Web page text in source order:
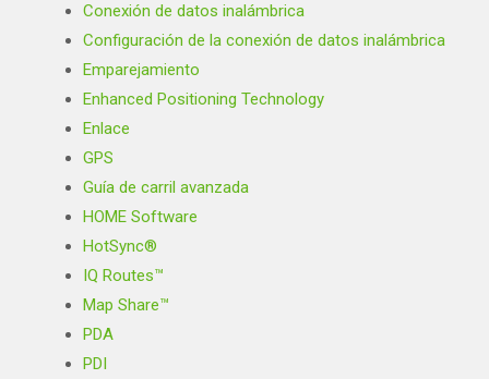
Conexión de datos inalámbrica
Configuración de la conexión de datos inalámbrica
Emparejamiento
Enhanced Positioning Technology
Enlace
GPS
Guía de carril avanzada
HOME Software
HotSync®
IQ Routes™
Map Share™
PDA
PDI